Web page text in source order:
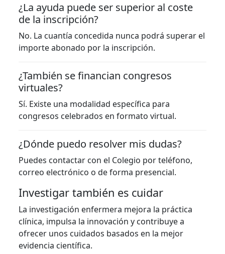
¿La ayuda puede ser superior al coste
de la inscripción?
No. La cuantía concedida nunca podrá superar el
importe abonado por la inscripción.
¿También se financian congresos
virtuales?
Sí. Existe una modalidad específica para
congresos celebrados en formato virtual.
¿Dónde puedo resolver mis dudas?
Puedes contactar con el Colegio por teléfono,
correo electrónico o de forma presencial.
Investigar también es cuidar
La investigación enfermera mejora la práctica
clínica, impulsa la innovación y contribuye a
ofrecer unos cuidados basados en la mejor
evidencia científica.